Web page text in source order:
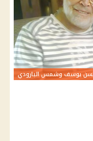
يوسف وشمس البارودي